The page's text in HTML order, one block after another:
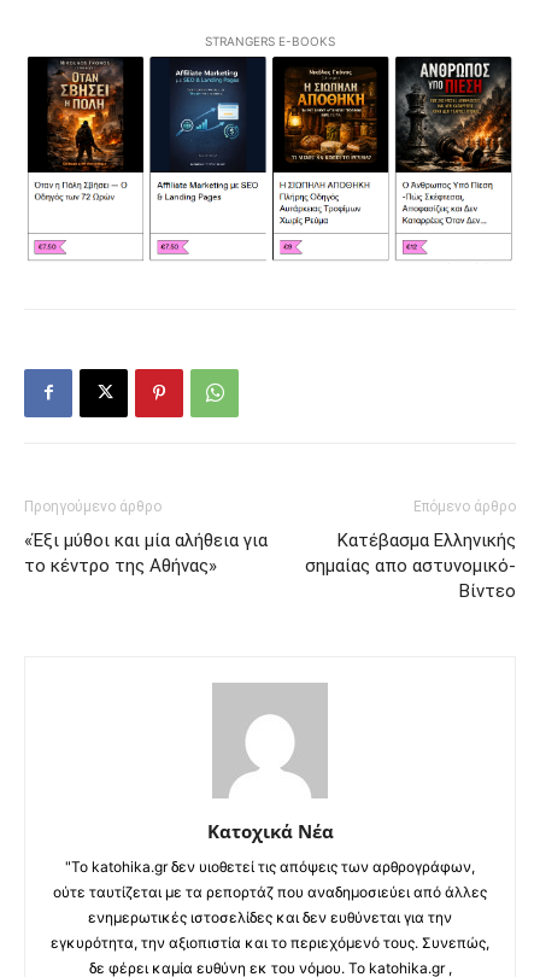
STRANGERS E-BOOKS
Προηγούμενο άρθρο
«Έξι μύθοι και μία αλήθεια για
το κέντρο της Αθήνας»
Επόμενο άρθρο
Κατέβασμα Ελληνικής
σημαίας απο αστυνομικό-
Βίντεο
Κατοχικά Νέα
"Το katohika.gr δεν υιοθετεί τις απόψεις των αρθρογράφων,
ούτε ταυτίζεται με τα ρεπορτάζ που αναδημοσιεύει από άλλες
ενημερωτικές ιστοσελίδες και δεν ευθύνεται για την
εγκυρότητα, την αξιοπιστία και το περιεχόμενό τους. Συνεπώς,
δε φέρει καμία ευθύνη εκ του νόμου. Το katohika.gr ,